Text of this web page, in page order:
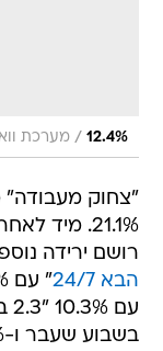
12.4%
/ מערכת
"צחוק מעבודה"
21.1%.
רושם ירידה נוספת ל-12.4%.
הבא 24/7